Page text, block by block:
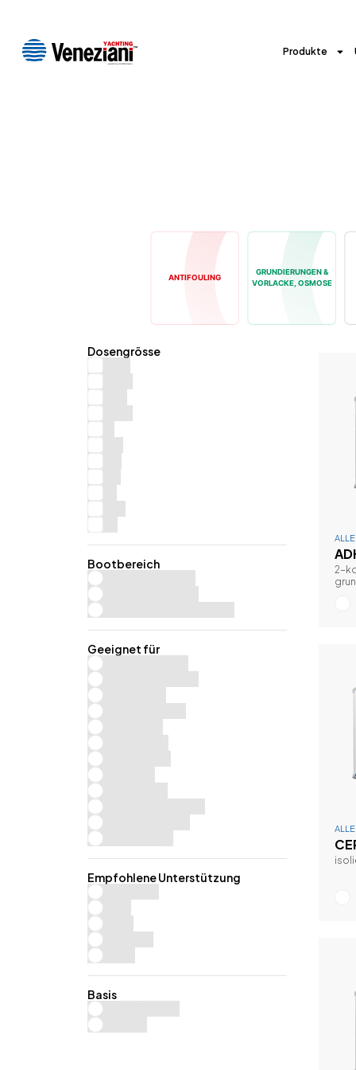
Produkte
ANTIFOULING
GRUNDIERUNGEN &
VORLACKE, OSMOSE
Dosengrösse
Bootbereich
Geeignet für
Empfohlene Unterstützung
Basis
2-